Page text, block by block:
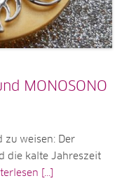
MONOSONO
zu weisen: Der
die kalte Jahreszeit
[...]